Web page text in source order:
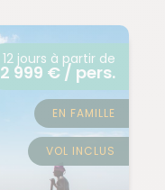
12 jours à partir de
2 999 € / pers.
EN FAMILLE
VOL INCLUS